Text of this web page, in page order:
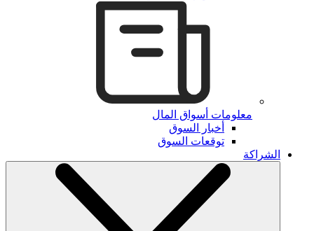
معلومات أسواق المال
أخبار السوق
توقعات السوق
الشراكة